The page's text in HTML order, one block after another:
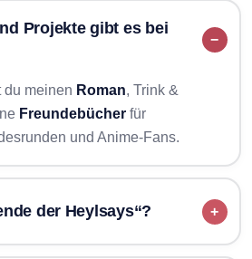
Projekte gibt es bei
meinen Roman, Trink &
Freundebücherfür
und Anime-Fans.
der Heylsays“?